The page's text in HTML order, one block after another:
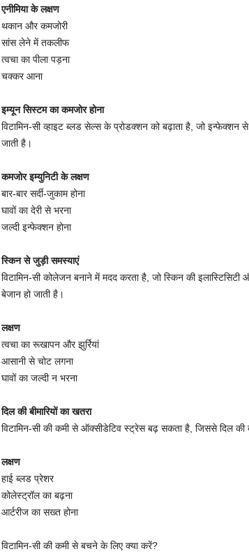
एनीमिया के लक्षण
थकान और कमजोरी
सांस लेने में तकलीफ
त्वचा का पीला पड़ना
चक्कर आना
इम्यून सिस्टम का कमजोर होना
विटामिन-सी व्हाइट ब्लड सेल्स के प्रोडक्शन को बढ़ाता है, जो
जाती है।
कमजोर इम्युनिटी के लक्षण
बार-बार सर्दी-जुकाम होना
घावों का देरी से भरना
जल्दी इन्फेक्शन होना
स्किन से जुड़ी समस्याएं
विटामिन-सी कोलेजन बनाने में मदद करता है, जो स्किन की
बेजान हो जाती है।
लक्षण
त्वचा का रूखापन और झुर्रियां
आसानी से चोट लगना
घावों का जल्दी न भरना
दिल की बीमारियों का खतरा
विटामिन-सी की कमी से ऑक्सीडेटिव स्ट्रेस बढ़ सकता है, जिससे दिल की
लक्षण
हाई ब्लड प्रेशर
कोलेस्ट्रॉल का बढ़ना
आर्टरीज का सख्त होना
विटामिन-सी की कमी से बचने के लिए क्या करें?